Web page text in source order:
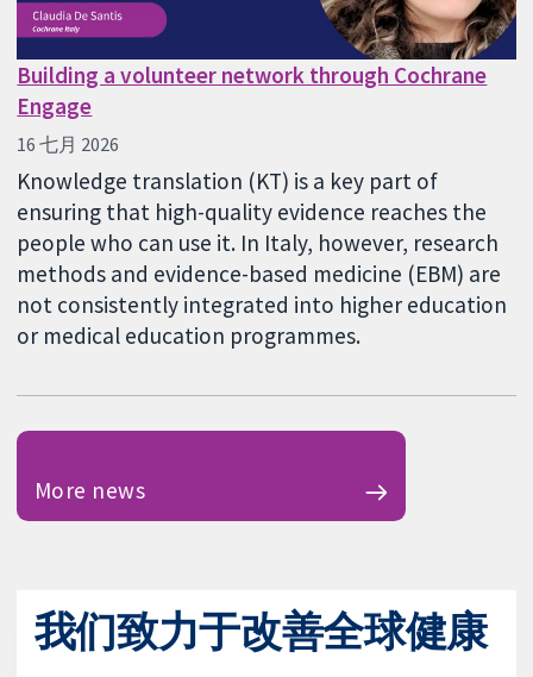
Building a volunteer network through Cochrane
Engage
16 七月 2026
Knowledge translation (KT) is a key part of
ensuring that high-quality evidence reaches the
people who can use it. In Italy, however, research
methods and evidence-based medicine (EBM) are
not consistently integrated into higher education
or medical education programmes.
More news
我们致力于改善全球健康